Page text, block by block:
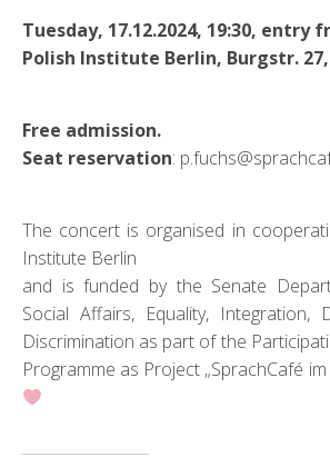
Tuesday, 17.12.2024, 19:30, entry
Polish Institute Berlin, Burgstr. 27,
Free admission.
Seat reservation:
The concert is organised in
Institute Berlin
and is funded by the Senate
Social Affairs, Equality, Integration,
Discrimination as part of the
Programme as Project „SprachCafé